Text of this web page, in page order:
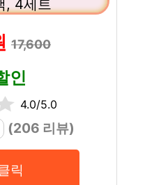
, 4세트
17,600
인
4.0/5.0
(206 리뷰)
릭